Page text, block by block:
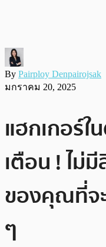
By Pairploy Denpairojsak
มกราคม 20, 2025
แฮกเกอร์ใ
เตือน ! ไม่
ของคุณที่จ
ๆ